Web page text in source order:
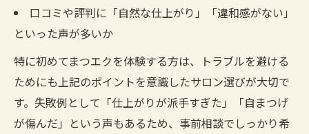
口コミや評判に「自然な仕上がり」「違和感がない」
といった声が多いか
特に初めてまつエクを体験する方は、トラブルを避ける
ためにも上記のポイントを意識したサロン選びが大切で
す。失敗例として「仕上がりが派手すぎた」「自まつげ
が傷んだ」という声もあるため、事前相談でしっかり希